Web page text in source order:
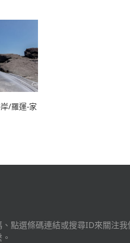
/羅運-家
點選條碼連結或搜尋ID來關注我